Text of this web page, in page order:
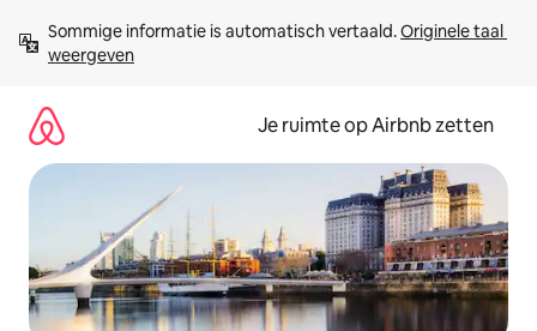
direct
naar
Sommige informatie is automatisch vertaald. Originele taal
weergeven
Je ruimte op Airbnb zetten